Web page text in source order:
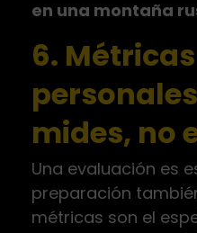
en una montaña
6. Métricas
mides, no
Una evaluación es
preparación
métricas son el